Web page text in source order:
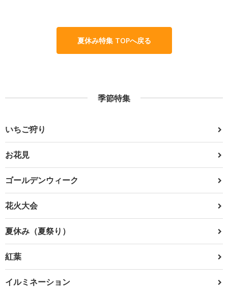
夏休み特集 TOPへ戻る
季節特集
いちご狩り
お花見
ゴールデンウィーク
花火大会
夏休み（夏祭り）
紅葉
イルミネーション